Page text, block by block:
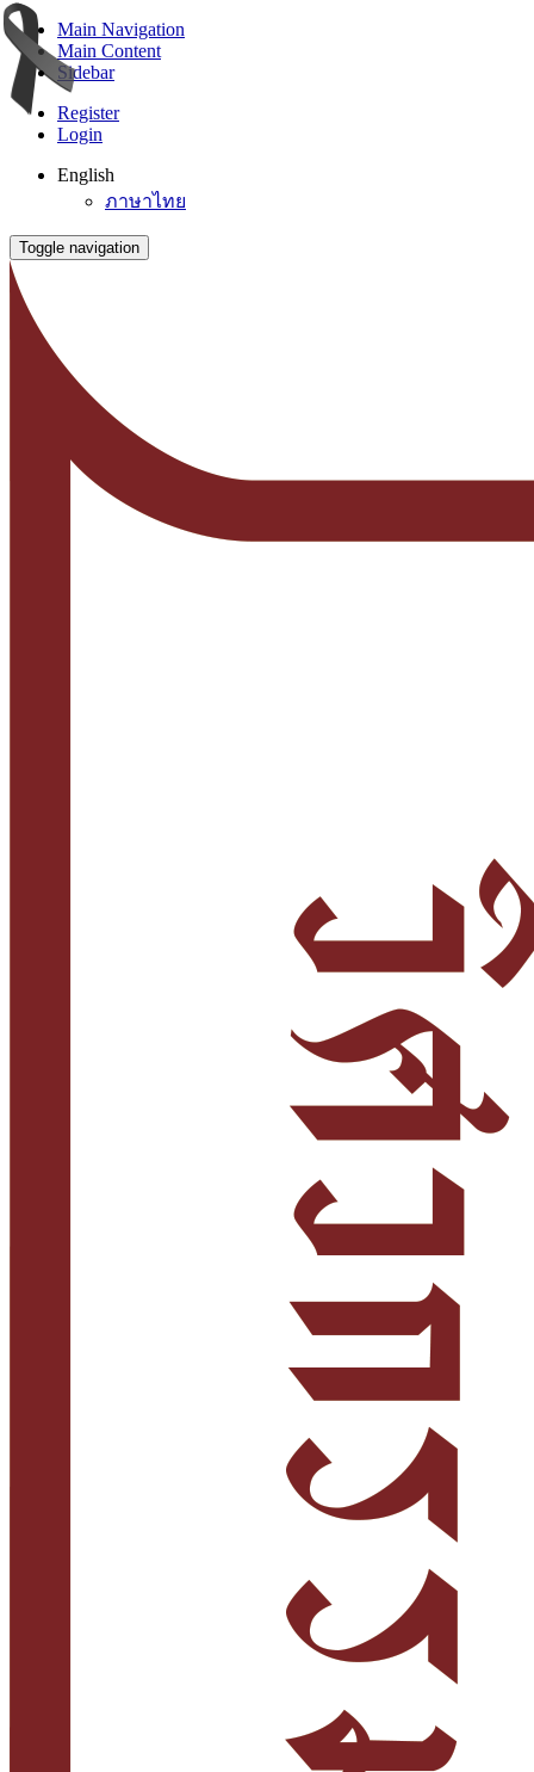
Main Navigation
Main Content
Sidebar
Register
Login
English
ภาษาไทย
Toggle navigation